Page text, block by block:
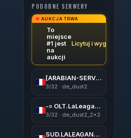
PODOBNE SERWERY
AUKCJA TRWA
To
miejsce
#1 jest
na
aukcji
Licytuj i wygraj
[ARABIAN-SERVERS] DUST2 | FREE VIP & SKINS
3/32 · de_dust2
-= OLT.LaLeagane.Ro 18+=-
3/32 · de_dust2_2x2
SUD.LALEAGANE.RO [LEGENDS NEVER DIE]